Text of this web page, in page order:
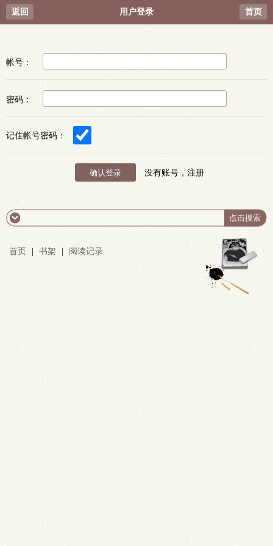
返回 用户登录 首页
帐号：
密码：
记住帐号密码：
没有账号，注册
首页 书架 阅读记录